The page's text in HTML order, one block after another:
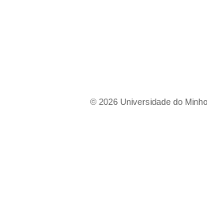
© 2026 Universidade do